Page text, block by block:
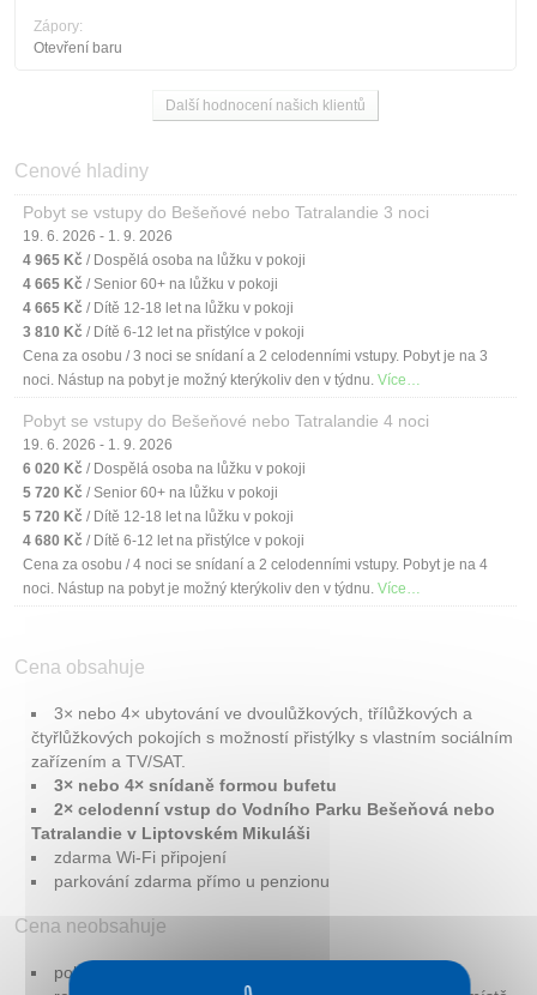
Zápory:
Otevření baru
Další hodnocení našich klientů
Cenové hladiny
Pobyt se vstupy do Bešeňové nebo Tatralandie 3 noci
19. 6. 2026 - 1. 9. 2026
4 965 Kč / Dospělá osoba na lůžku v pokoji
4 665 Kč / Senior 60+ na lůžku v pokoji
4 665 Kč / Dítě 12-18 let na lůžku v pokoji
3 810 Kč / Dítě 6-12 let na přistýlce v pokoji
Cena za osobu / 3 noci se snídaní a 2 celodenními vstupy. Pobyt je na 3
noci. Nástup na pobyt je možný kterýkoliv den v týdnu. Více…
Pobyt se vstupy do Bešeňové nebo Tatralandie 4 noci
19. 6. 2026 - 1. 9. 2026
6 020 Kč / Dospělá osoba na lůžku v pokoji
5 720 Kč / Senior 60+ na lůžku v pokoji
5 720 Kč / Dítě 12-18 let na lůžku v pokoji
4 680 Kč / Dítě 6-12 let na přistýlce v pokoji
Cena za osobu / 4 noci se snídaní a 2 celodenními vstupy. Pobyt je na 4
noci. Nástup na pobyt je možný kterýkoliv den v týdnu. Více…
Cena obsahuje
3× nebo 4× ubytování ve dvoulůžkových, třílůžkových a
čtyřlůžkových pokojích s možností přistýlky s vlastním sociálním
zařízením a TV/SAT.
3× nebo 4× snídaně formou bufetu
2× celodenní vstup do Vodního Parku Bešeňová nebo
Tatralandie v Liptovském Mikuláši
zdarma Wi-Fi připojení
parkování zdarma přímo u penzionu
Cena neobsahuje
pobyt se psem 10 EUR / den